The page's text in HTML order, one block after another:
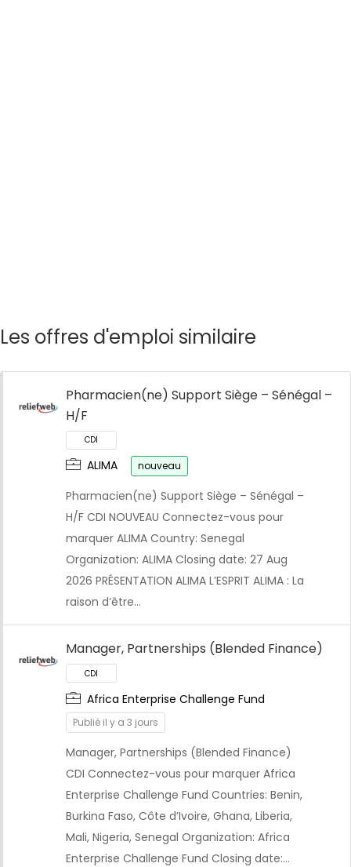
Les offres d'emploi similaire
Pharmacien(ne) Support Siège – Sénégal –
H/F
ALIMA nouveau
Pharmacien(ne) Support Siège – Sénégal –
H/F CDI NOUVEAU Connectez-vous pour
marquer ALIMA Country: Senegal
Organization: ALIMA Closing date: 27 Aug
2026 PRÉSENTATION ALIMA L’ESPRIT ALIMA : La
raison d’être…
Manager, Partnerships (Blended Finance)
Africa Enterprise Challenge Fund
Publié il y a 3 jours
Manager, Partnerships (Blended Finance)
CDI Connectez-vous pour marquer Africa
Enterprise Challenge Fund Countries: Benin,
Burkina Faso, Côte d’Ivoire, Ghana, Liberia,
Mali, Nigeria, Senegal Organization: Africa
Enterprise Challenge Fund Closing date:…